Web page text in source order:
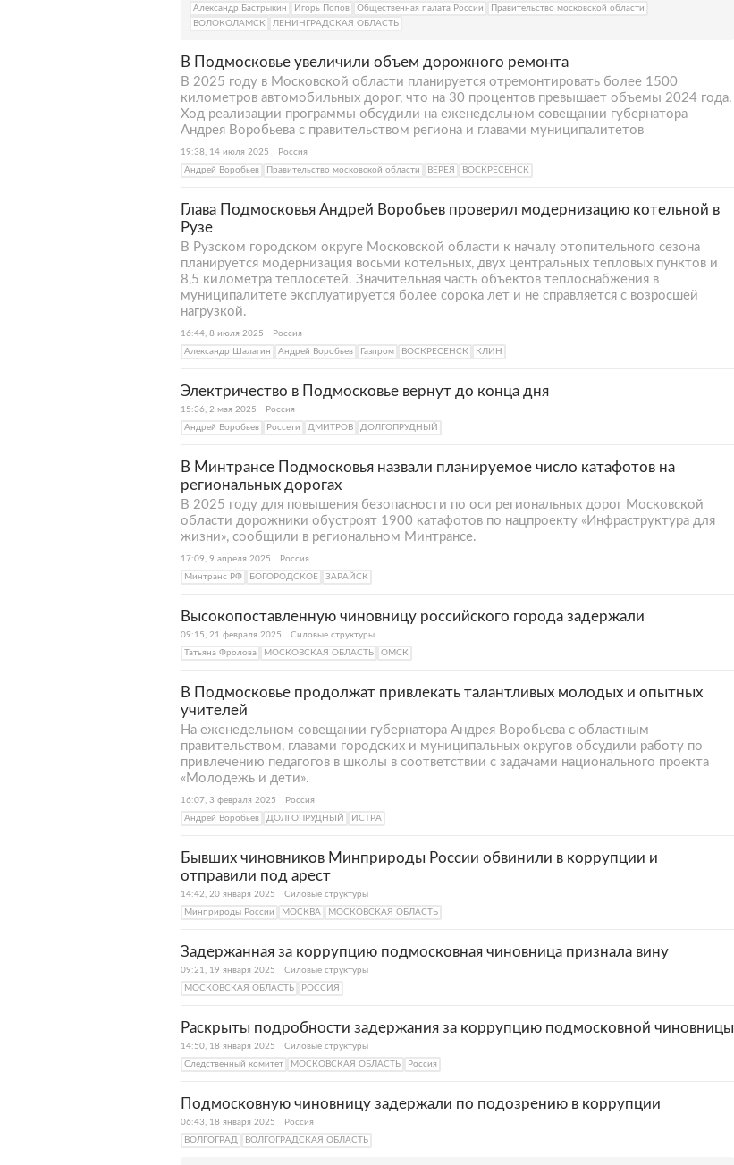
Александр Бастрыкин
Игорь Попов Общественная палата России
Правительство московской области
ВОЛОКОЛАМСК
ЛЕНИНГРАДСКАЯ ОБЛАСТЬ
В Подмосковье увеличили объем дорожного ремонта
В 2025 году в Московской области планируется отремонтировать более 1500
километров автомобильных дорог, что на 30 процентов превышает объемы 2024 года.
Ход реализации программы обсудили на еженедельном совещании губернатора
Андрея Воробьева с правительством региона и главами муниципалитетов
19:38, 14 июля 2025
Россия
Андрей Воробьев
Правительство московской области ВЕРЕЯ ВОСКРЕСЕНСК
Глава Подмосковья Андрей Воробьев проверил модернизацию котельной в
Рузе
В Рузском городском округе Московской области к началу отопительного сезона
планируется модернизация восьми котельных, двух центральных тепловых пунктов и
8,5 километра теплосетей. Значительная часть объектов теплоснабжения в
муниципалитете эксплуатируется более сорока лет и не справляется с возросшей
нагрузкой.
16:44, 8 июля 2025
Россия
Александр Шалагин
Андрей Воробьев Газпром ВОСКРЕСЕНСК КЛИН
Электричество в Подмосковье вернут до конца дня
15:36, 2 мая 2025
Россия
Андрей Воробьев
Россети ДМИТРОВ ДОЛГОПРУДНЫЙ
В Минтрансе Подмосковья назвали планируемое число катафотов на
региональных дорогах
В 2025 году для повышения безопасности по оси региональных дорог Московской
области дорожники обустроят 1900 катафотов по нацпроекту «Инфраструктура для
жизни», сообщили в региональном Минтрансе.
17:09, 9 апреля 2025
Россия
Минтранс РФ
БОГОРОДСКОЕ ЗАРАЙСК
Высокопоставленную чиновницу российского города задержали
09:15, 21 февраля 2025
Силовые структуры
Татьяна Фролова
МОСКОВСКАЯ ОБЛАСТЬ ОМСК
В Подмосковье продолжат привлекать талантливых молодых и опытных
учителей
На еженедельном совещании губернатора Андрея Воробьева с областным
правительством, главами городских и муниципальных округов обсудили работу по
привлечению педагогов в школы в соответствии с задачами национального проекта
«Молодежь и дети».
16:07, 3 февраля 2025
Россия
Андрей Воробьев
ДОЛГОПРУДНЫЙ ИСТРА
Бывших чиновников Минприроды России обвинили в коррупции и
отправили под арест
14:42, 20 января 2025
Силовые структуры
Минприроды России
МОСКВА МОСКОВСКАЯ ОБЛАСТЬ
Задержанная за коррупцию подмосковная чиновница признала вину
09:21, 19 января 2025
Силовые структуры
МОСКОВСКАЯ ОБЛАСТЬ
РОССИЯ
Раскрыты подробности задержания за коррупцию подмосковной чиновницы
14:50, 18 января 2025
Силовые структуры
Следственный комитет
МОСКОВСКАЯ ОБЛАСТЬ Россия
Подмосковную чиновницу задержали по подозрению в коррупции
06:43, 18 января 2025
Россия
ВОЛГОГРАД
ВОЛГОГРАДСКАЯ ОБЛАСТЬ